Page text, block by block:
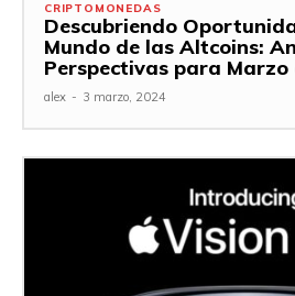
CRIPTOMONEDAS
Descubriendo
Mundo de las Altcoins:
Perspectivas para Marzo
alex - 3 marzo, 2024